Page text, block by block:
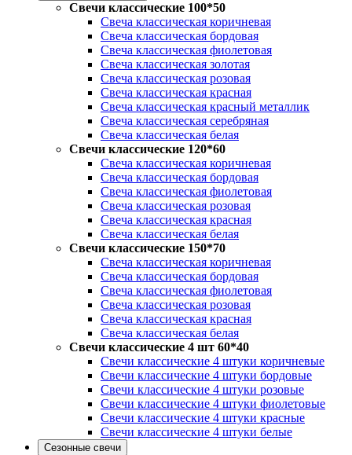
Свечи классические 100*50
Свеча классическая коричневая
Свеча классическая бордовая
Свеча классическая фиолетовая
Свеча классическая золотая
Свеча классическая розовая
Свеча классическая красная
Свеча классическая красный металлик
Свеча классическая серебряная
Свеча классическая белая
Свечи классические 120*60
Свеча классическая коричневая
Свеча классическая бордовая
Свеча классическая фиолетовая
Свеча классическая розовая
Свеча классическая красная
Свеча классическая белая
Свечи классические 150*70
Свеча классическая коричневая
Свеча классическая бордовая
Свеча классическая фиолетовая
Свеча классическая розовая
Свеча классическая красная
Свеча классическая белая
Свечи классические 4 шт 60*40
Свечи классические 4 штуки коричневые
Свечи классические 4 штуки бордовые
Свечи классические 4 штуки розовые
Свечи классические 4 штуки фиолетовые
Свечи классические 4 штуки красные
Свечи классические 4 штуки белые
Сезонные свечи